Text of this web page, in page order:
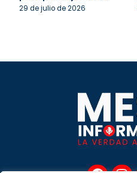
29 de julio de 2026